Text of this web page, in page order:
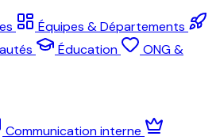
Équipes & Départements
Éducation
ONG &
Communication interne